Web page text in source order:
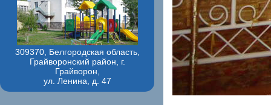
309370, Белгородская область,
Грайворонский район, г.
Грайворон,
ул. Ленина, д. 47